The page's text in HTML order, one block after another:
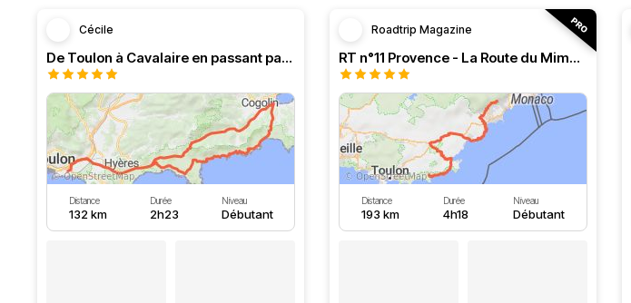
Cécile
De Toulon à Cavalaire en passant par la côte
Distance
132 km
Durée
2h23
Niveau
Débutant
Roadtrip Magazine
RT n°11 Provence - La Route du Mimosa
Distance
193 km
Durée
4h18
Niveau
Débutant